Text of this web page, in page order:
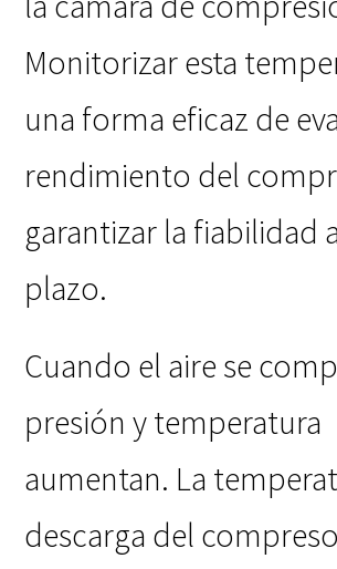
Monitorizar esta
una forma eficaz de
rendimiento del
garantizar la fiabilidad
plazo.
Cuando el aire se
presión y temperatura
aumentan. La
descarga del